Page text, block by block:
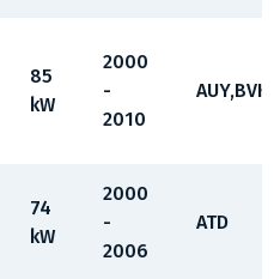
85
kW
2000
-
2010
AUY,BVK
74
kW
2000
-
2006
ATD